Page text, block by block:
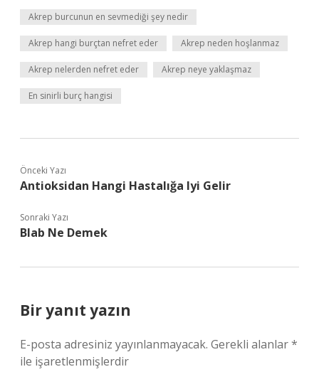
Akrep burcunun en sevmediği şey nedir
Akrep hangi burçtan nefret eder Akrep neden hoşlanmaz
Akrep nelerden nefret eder Akrep neye yaklaşmaz
En sinirli burç hangisi
Önceki Yazı
Antioksidan Hangi Hastalığa Iyi Gelir
Sonraki Yazı
Blab Ne Demek
Bir yanıt yazın
E-posta adresiniz yayınlanmayacak. Gerekli alanlar*
ile işaretlenmişlerdir